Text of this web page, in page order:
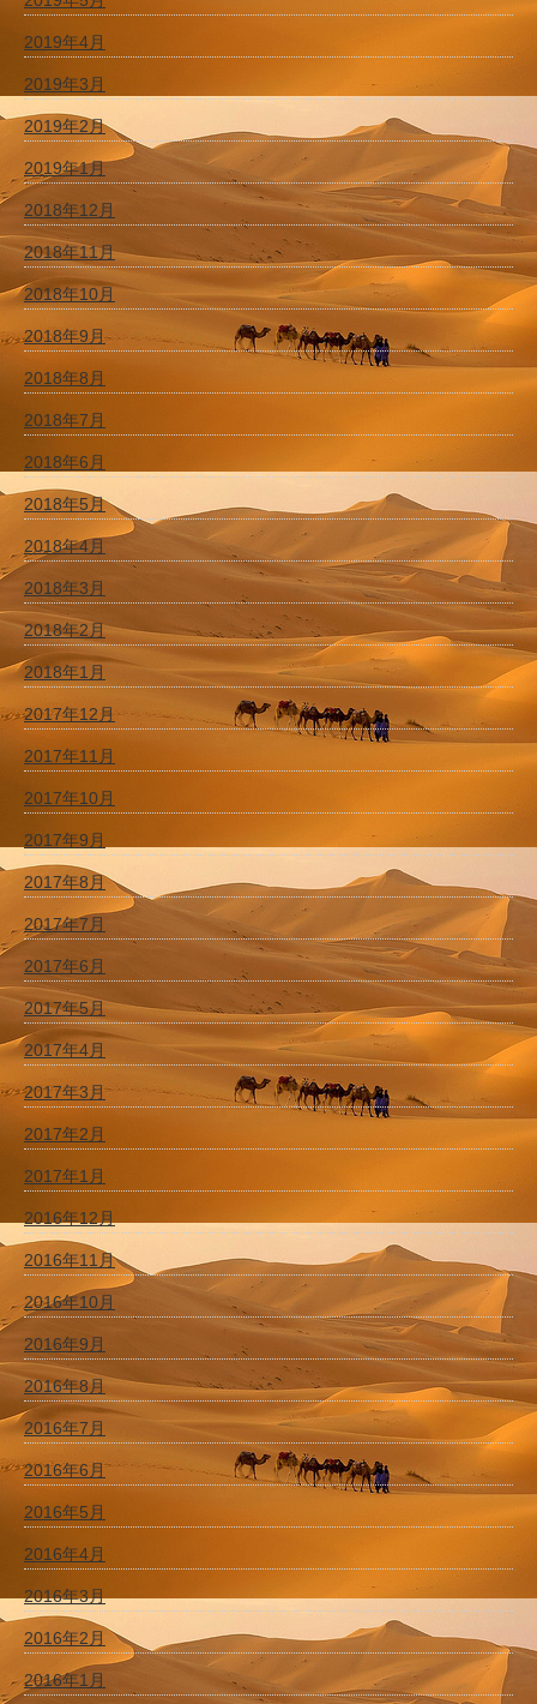
2019年4月
2019年3月
2019年2月
2019年1月
2018年12月
2018年11月
2018年10月
2018年9月
2018年8月
2018年7月
2018年6月
2018年5月
2018年4月
2018年3月
2018年2月
2018年1月
2017年12月
2017年11月
2017年10月
2017年9月
2017年8月
2017年7月
2017年6月
2017年5月
2017年4月
2017年3月
2017年2月
2017年1月
2016年12月
2016年11月
2016年10月
2016年9月
2016年8月
2016年7月
2016年6月
2016年5月
2016年4月
2016年3月
2016年2月
2016年1月